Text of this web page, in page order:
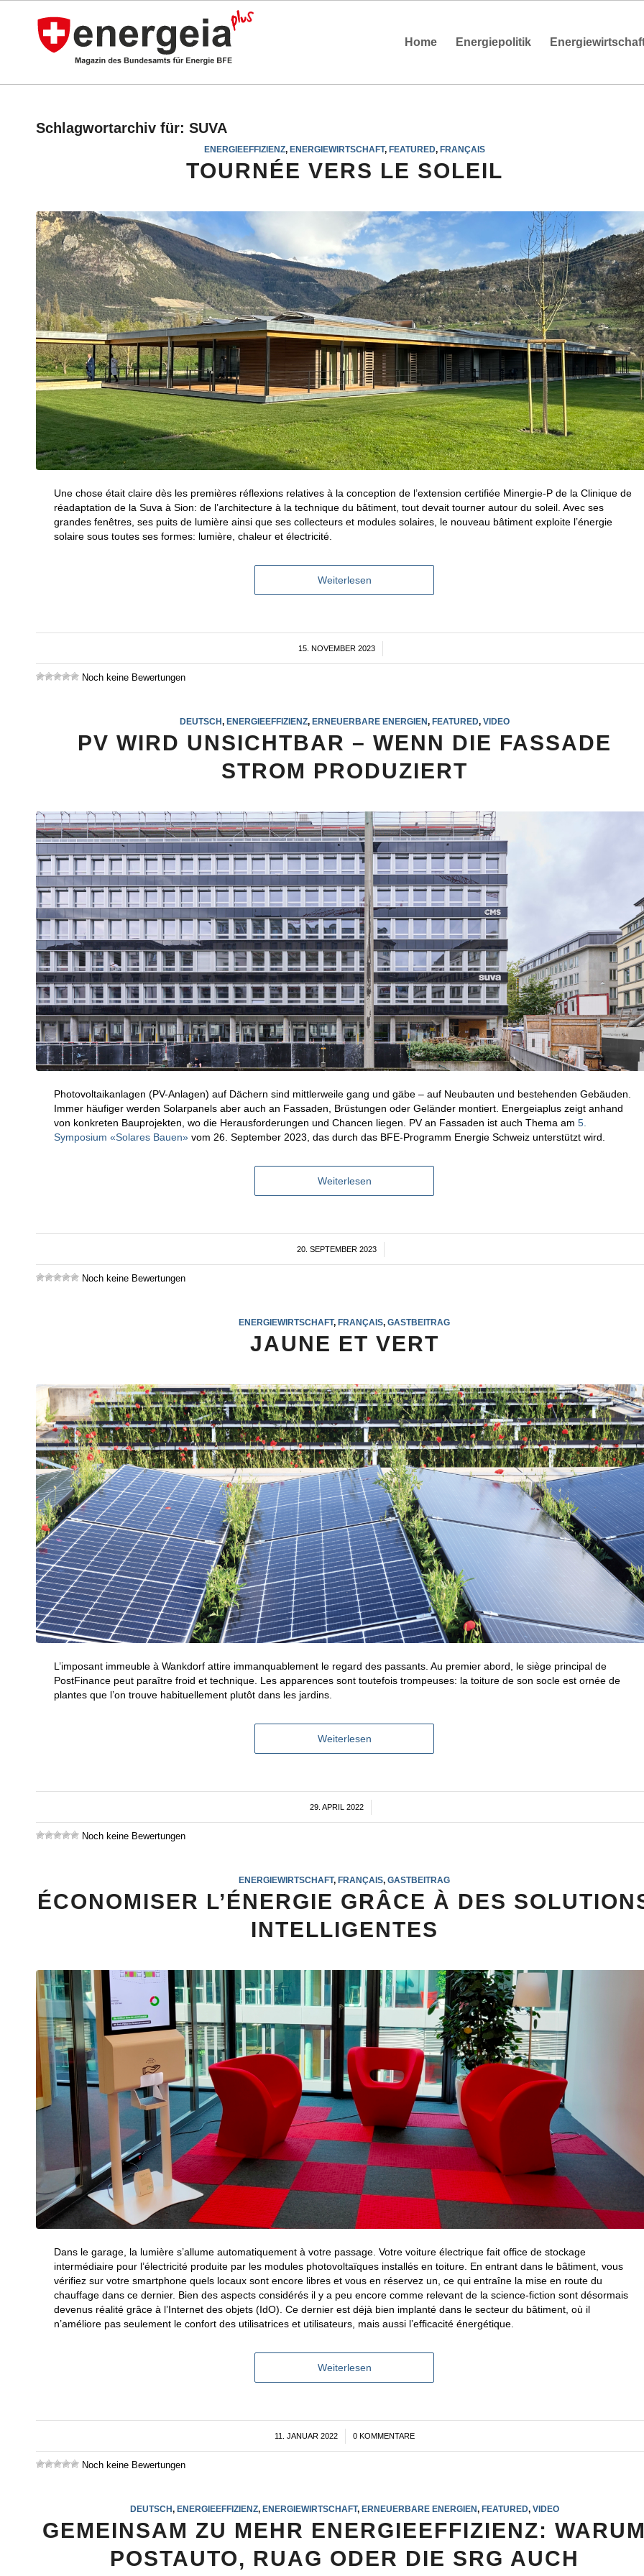
Home Energiepolitik
Schlagwortarchiv für: SUVA
ENERGIEEFFIZIENZ, ENERGIEWIRTSCHAFT, FEATURED, FRANÇAIS
TOURNÉE VERS LE SOLEIL
Une chose était claire dès les premières réflexions relatives à la conception de l’extension certifiée Minergie-P de la Clinique de
réadaptation de la Suva à Sion: de l’architecture à la technique du bâtiment, tout devait tourner autour du soleil. Avec ses
grandes fenêtres, ses puits de lumière ainsi que ses collecteurs et modules solaires, le nouveau bâtiment exploite l’énergie
solaire sous toutes ses formes: lumière, chaleur et électricité.
Weiterlesen
15. NOVEMBER 2023
/
Noch keine Bewertungen
DEUTSCH, ENERGIEEFFIZIENZ, ERNEUERBARE ENERGIEN, FEATURED, VIDEO
PV WIRD UNSICHTBAR – WENN DIE FASSADE
STROM PRODUZIERT
Photovoltaikanlagen (PV-Anlagen) auf Dächern sind mittlerweile gang und gäbe – auf Neubauten und bestehenden Gebäuden.
Immer häufiger werden Solarpanels aber auch an Fassaden, Brüstungen oder Geländer montiert. Energeiaplus zeigt anhand
von konkreten Bauprojekten, wo die Herausforderungen und Chancen liegen. PV an Fassaden ist auch Thema am 5.
Symposium «Solares Bauen» vom 26. September 2023, das durch das BFE-Programm Energie Schweiz unterstützt wird.
Weiterlesen
20. SEPTEMBER 2023
/
Noch keine Bewertungen
ENERGIEWIRTSCHAFT,FRANÇAIS ,GASTBEITRAG
JAUNE ET VERT
L’imposant immeuble à Wankdorf attire immanquablement le regard des passants. Au premier abord, le siège principal de
PostFinance peut paraître froid et technique. Les apparences sont toutefois trompeuses: la toiture de son socle est ornée de
plantes que l’on trouve habituellement plutôt dans les jardins.
Weiterlesen
29. APRIL 2022
/
Noch keine Bewertungen
ENERGIEWIRTSCHAFT,FRANÇAIS,GASTBEITRAG
ÉCONOMISER L’ÉNERGIE GRÂCE À DES
INTELLIGENTES
Dans le garage, la lumière s’allume automatiquement à votre passage. Votre voiture électrique fait office de stockage
intermédiaire pour l’électricité produite par les modules photovoltaïques installés en toiture. En entrant dans le bâtiment, vous
vérifiez sur votre smartphone quels locaux sont encore libres et vous en réservez un, ce qui entraîne la mise en route du
chauffage dans ce dernier. Bien des aspects considérés il y a peu encore comme relevant de la science-fiction sont désormais
devenus réalité grâce à l’Internet des objets (IdO). Ce dernier est déjà bien implanté dans le secteur du bâtiment, où il
n’améliore pas seulement le confort des utilisatrices et utilisateurs, mais aussi l’efficacité énergétique.
Weiterlesen
11. JANUAR 2022
/ 0 KOMMENTARE
Noch keine Bewertungen
DEUTSCH, ENERGIEEFFIZIENZ, ENERGIEWIRTSCHAFT, ERNEUERBARE ENERGIEN, FEATURED, VIDEO
GEMEINSAM ZU MEHR ENERGIEEFFIZIENZ:
POSTAUTO, RUAG ODER DIE SRG AUCH